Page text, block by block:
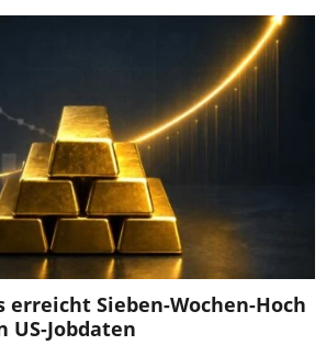
erreicht Sieben-Wochen-Hoch
US-Jobdaten